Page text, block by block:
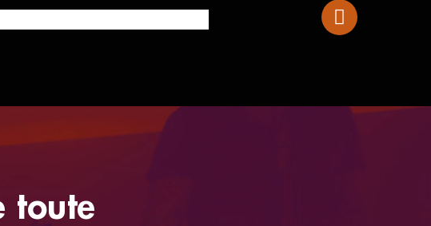
Squier Paranormal Cabronita Telecaster
toute